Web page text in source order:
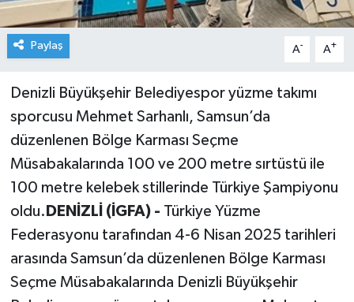
Paylaş A- A+
Denizli Büyükşehir Belediyespor yüzme takımı
sporcusu Mehmet Sarhanlı, Samsun’da
düzenlenen Bölge Karması Seçme
Müsabakalarında 100 ve 200 metre sırtüstü ile
100 metre kelebek stillerinde Türkiye Şampiyonu
oldu. DENİZLİ (İGFA) - Türkiye Yüzme
Federasyonu tarafından 4-6 Nisan 2025 tarihleri
arasında Samsun’da düzenlenen Bölge Karması
Seçme Müsabakalarında Denizli Büyükşehir